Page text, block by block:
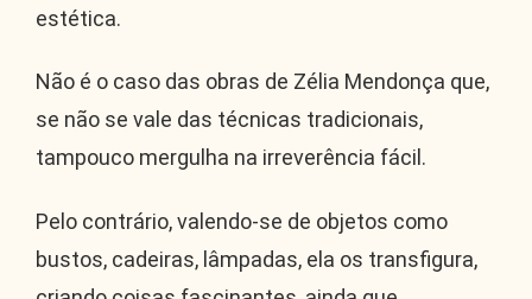
estética.
Não é o caso das obras de Zélia Mendonça que,
se não se vale das técnicas tradicionais,
tampouco mergulha na irreverência fácil.
Pelo contrário, valendo-se de objetos como
bustos, cadeiras, lâmpadas, ela os transfigura,